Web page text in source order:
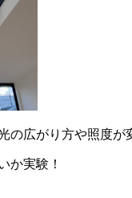
の広がり方や照度が
か実験！